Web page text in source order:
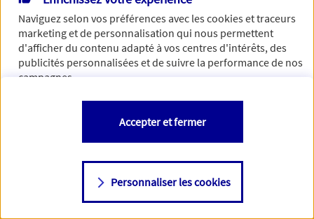
Naviguez selon vos préférences avec lescookies et traceurs
marketing et de personnalisation qui nous permettent
d'afficher du contenu adapté à vos centres d'intérêts, des
publicités personnalisées et de suivre la performance de nos
campagnes.
Vous êtes libre de les accepter, de les refuser comme de
changer d'avis à tout moment en allant sur
Consulter notre politique decookies
Personnaliser les cookies
Accepter et fermer